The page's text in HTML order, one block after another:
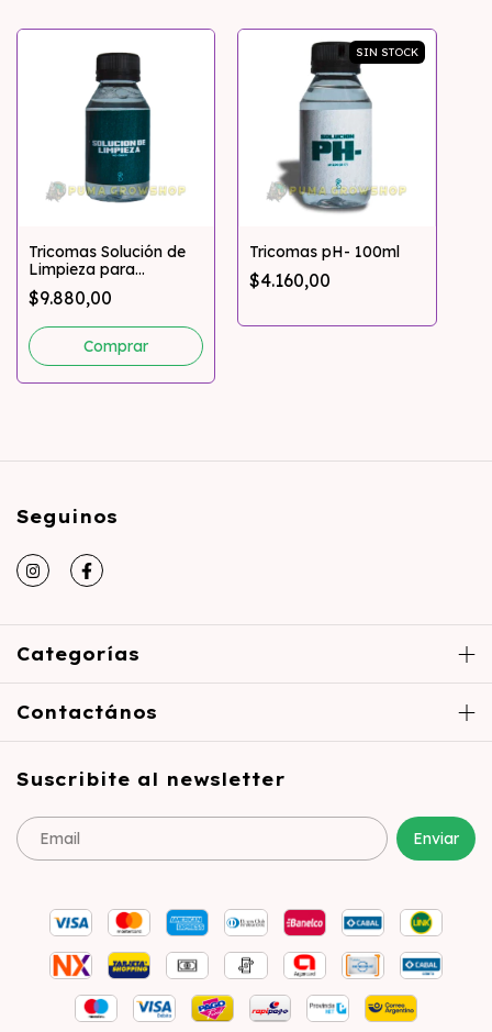
Tricomas Solución de
Limpieza para
medidores
$9.880,00
SIN STOCK
Tricomas pH- 100ml
$4.160,00
Seguinos
Categorías
Contactános
Suscribite al newsletter